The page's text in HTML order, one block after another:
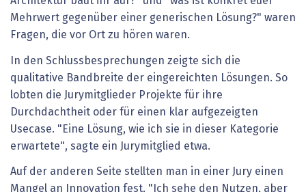
Mehrwert gegenüber einer generischen Lösung?" waren
Fragen, die vor Ort zu hören waren.
In den Schlussbesprechungen zeigte sich die
qualitative Bandbreite der eingereichten Lösungen. So
lobten die Jurymitglieder Projekte für ihre
Durchdachtheit oder für einen klar aufgezeigten
Usecase. "Eine Lösung, wie ich sie in dieser Kategorie
erwartete", sagte ein Jurymitglied etwa.
Auf der anderen Seite stellten man in einer Jury einen
Mangel an Innovation fest. "Ich sehe den Nutzen, aber